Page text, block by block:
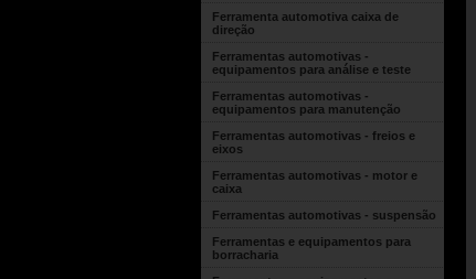
Ferramenta automotiva caixa de
direção
Ferramentas automotivas -
equipamentos para análise e teste
Ferramentas automotivas -
equipamentos para manutenção
Ferramentas automotivas - freios e
eixos
Ferramentas automotivas - motor e
caixa
Ferramentas automotivas - suspensão
Ferramentas e equipamentos para
borracharia